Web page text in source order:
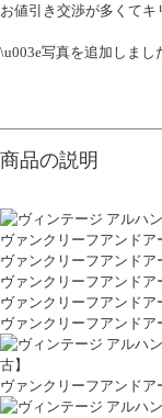
お値引き交渉が多くてキ
\u003e写真を追加しまし
商品の説明
ヴァンクリーフアンド
ヴァンクリーフアンド
ヴァンクリーフアンド
ヴァンクリーフアンド
ヴァンクリーフアンド
ヴァンクリーフアンド